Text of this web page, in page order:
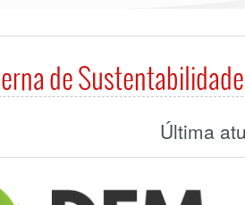
de Sustentabilidade
Última